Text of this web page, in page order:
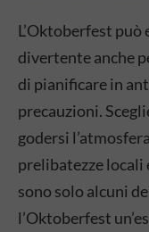
L’Oktoberfest può
divertente anche
di pianificare in
precauzioni.
godersi
prelibatezze locali
sono solo alcuni
l’Oktoberfest